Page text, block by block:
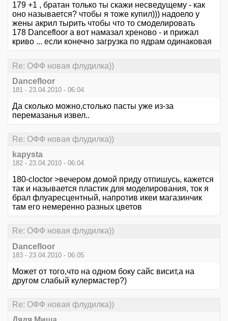
179 +1 , братан только ты скажи несведущему - как
оно называется? чтобы я тоже купил))) надоело у
жены акрил тырить чтобы что то смоделировать
178 Dancefloor а вот намазал хреново - и прижал
криво ... если конечно загрузка по ядрам одинаковая
Re: ОФФ новая флудилка))
Dancefloor
181 - 23.04.2010 - 06:04
Да сколько можно,столько пасты уже из-за
перемазанья извел..
Re: ОФФ новая флудилка))
kapysta
182 - 23.04.2010 - 06:04
180-cloctor >вечером домой приду отпишусь, кажется
так и называется пластик для моделирования, ток я
брал флуаресцентный, напротив икеи магазинчик
там его немеренно разных цветов
Re: ОФФ новая флудилка))
Dancefloor
183 - 23.04.2010 - 06:05
Может от того,что на одном боку сайс висит,а на
другом слабый кулермастер?)
Re: ОФФ новая флудилка))